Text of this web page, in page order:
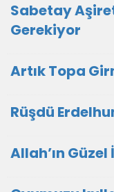
Sabetay
Gerekiyor
Artık Topa
Rüşdü
Allah’ın